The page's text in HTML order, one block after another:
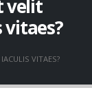
velit
VITAES?